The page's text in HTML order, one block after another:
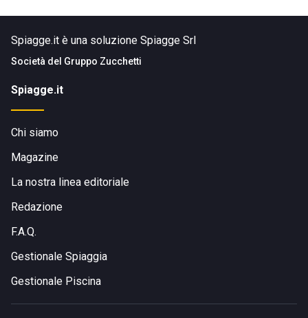
Spiagge.it è una soluzione Spiagge Srl
Società del Gruppo Zucchetti
Spiagge.it
Chi siamo
Magazine
La nostra linea editoriale
Redazione
F.A.Q.
Gestionale Spiaggia
Gestionale Piscina